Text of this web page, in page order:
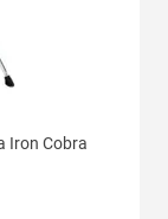
Iron Cobra